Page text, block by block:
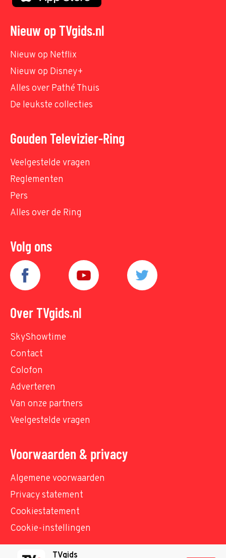
Nieuw op TVgids.nl
Nieuw op Netflix
Nieuw op Disney+
Alles over Pathé Thuis
De leukste collecties
Gouden Televizier-Ring
Veelgestelde vragen
Reglementen
Pers
Alles over de Ring
Volg ons
Over TVgids.nl
SkyShowtime
Contact
Colofon
Adverteren
Van onze partners
Veelgestelde vragen
Voorwaarden & privacy
Algemene voorwaarden
Privacy statement
Cookiestatement
Cookie-instellingen
TVgids